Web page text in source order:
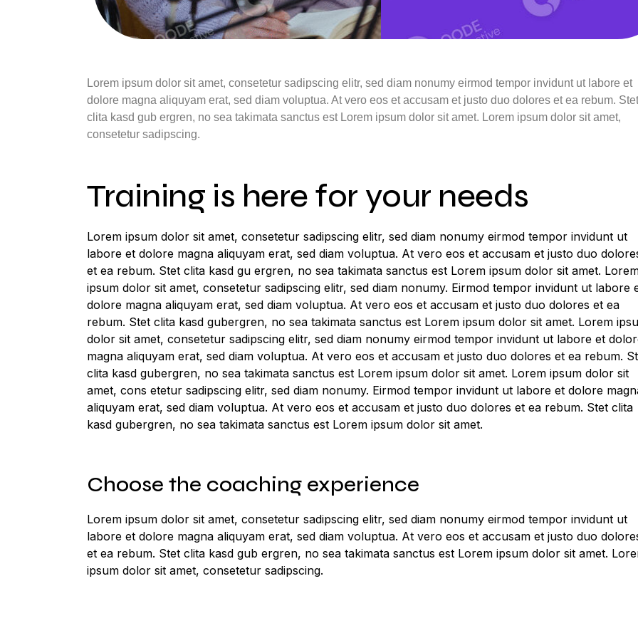
Lorem ipsum dolor sit amet, consetetur sadipscing elitr, sed diam nonumy eirmod tempor invidunt ut labore et
dolore magna aliquyam erat, sed diam voluptua. At vero eos et accusam et justo duo dolores et ea rebum. Stet
clita kasd gub ergren, no sea takimata sanctus est Lorem ipsum dolor sit amet. Lorem ipsum dolor sit amet,
consetetur sadipscing.
Training is here for your needs
Lorem ipsum dolor sit amet, consetetur sadipscing elitr, sed diam nonumy eirmod tempor invidunt ut
labore et dolore magna aliquyam erat, sed diam voluptua. At vero eos et accusam et justo duo
et ea rebum. Stet clita kasd gu ergren, no sea takimata sanctus est Lorem ipsum dolor sit amet.
ipsum dolor sit amet, consetetur sadipscing elitr, sed diam nonumy. Eirmod tempor invidunt ut labore
dolore magna aliquyam erat, sed diam voluptua. At vero eos et accusam et justo duo dolores et ea
rebum. Stet clita kasd gubergren, no sea takimata sanctus est Lorem ipsum dolor sit amet. Lorem
dolor sit amet, consetetur sadipscing elitr, sed diam nonumy eirmod tempor invidunt ut labore et
magna aliquyam erat, sed diam voluptua. At vero eos et accusam et justo duo dolores et ea rebum.
clita kasd gubergren, no sea takimata sanctus est Lorem ipsum dolor sit amet. Lorem ipsum dolor sit
amet, cons etetur sadipscing elitr, sed diam nonumy. Eirmod tempor invidunt ut labore et dolore
aliquyam erat, sed diam voluptua. At vero eos et accusam et justo duo dolores et ea rebum. Stet clita
kasd gubergren, no sea takimata sanctus est Lorem ipsum dolor sit amet.
Choose the coaching experience
Lorem ipsum dolor sit amet, consetetur sadipscing elitr, sed diam nonumy eirmod tempor invidunt ut
labore et dolore magna aliquyam erat, sed diam voluptua. At vero eos et accusam et justo duo
et ea rebum. Stet clita kasd gub ergren, no sea takimata sanctus est Lorem ipsum dolor sit amet.
ipsum dolor sit amet, consetetur sadipscing.